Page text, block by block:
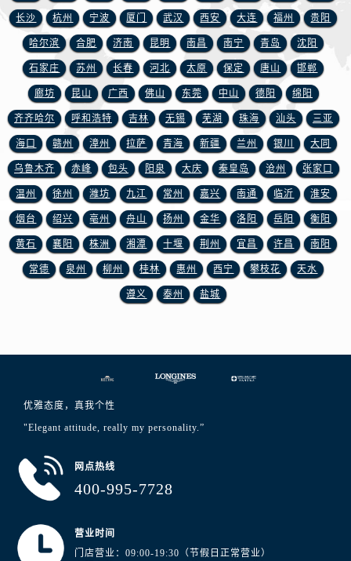
海南省万宁市万城镇解放路浪琴售后服务中心（需提前预约）
海南省文昌市文城镇教育东路浪琴售后服务中心（需提前预约）
海南省五指山市通什镇三月三大道浪琴售后服务中心（需提前预约）
香港特别行政区尖沙咀区油尖旺区广东道浪琴售后服务中心（需提前预约）
香港特别行政区金钟区中西区金钟道浪琴售后服务中心（需提前预约）
香港特别行政区九龙区油尖旺区弥敦道浪琴售后服务中心（需提前预约）
香港特别行政区铜锣湾区湾仔区轩尼诗道浪琴售后服务中心（需提前预约）
河南省安阳市文峰区解放大道浪琴售后服务中心（需提前预约）
河南省鹤壁市淇滨区九州路浪琴售后服务中心（需提前预约）
河南省济源市沁园街道济水大道浪琴售后服务中心（需提前预约）
河南省焦作市解放区解放路浪琴售后服务中心（需提前预约）
河南省开封市鼓楼区中山路浪琴售后服务中心（需提前预约）
河南省洛阳市西工区中州中路与解放路交叉口浪琴售后服务中心（需提前预约）
长沙 杭州 宁波 厦门 武汉 西安 大连 福州 贵阳
哈尔滨 合肥 济南 昆明 南昌 南宁 青岛 沈阳
石家庄 苏州 长春 河北 太原 保定 唐山 邯郸
廊坊 昆山 广西 佛山 东莞 中山 德阳 绵阳
齐齐哈尔 呼和浩特 吉林 无锡 芜湖 珠海 汕头 三亚
海口 赣州 漳州 拉萨 青海 新疆 兰州 银川 大同
乌鲁木齐 赤峰 包头 阳泉 大庆 秦皇岛 沧州 张家口
温州 徐州 潍坊 九江 常州 嘉兴 南通 临沂 淮安
烟台 绍兴 亳州 舟山 扬州 金华 洛阳 岳阳 衡阳
黄石 襄阳 株洲 湘潭 十堰 荆州 宜昌 许昌 南阳
常德 泉州 柳州 桂林 惠州 西宁 攀枝花 天水
遵义 泰州 盐城
优雅态度，真我个性
"Elegant attitude, really my personality.”
网点热线
400-995-7728
营业时间
门店营业：09:00-19:30（节假日正常营业）